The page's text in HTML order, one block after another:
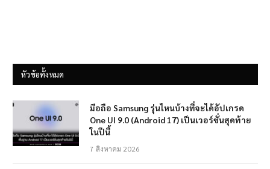
หัวข้อทั้งหมด
มือถือ Samsung รุ่นไหนบ้างที่จะได้อัปเกรด
One UI 9.0 (Android 17) เป็นเวอร์ชั่นสุดท้าย
ในปีนี้
7 สิงหาคม 2026